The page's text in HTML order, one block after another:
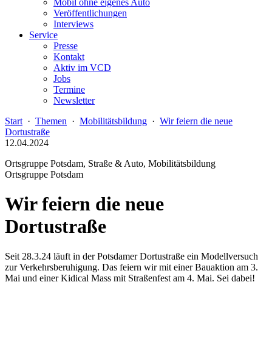
Mobil ohne eigenes Auto
Veröffentlichungen
Interviews
Service
Presse
Kontakt
Aktiv im VCD
Jobs
Termine
Newsletter
Start · Themen · Mobilitätsbildung · Wir feiern die neue
Dortustraße
12.04.2024
Ortsgruppe Potsdam, Straße & Auto, Mobilitätsbildung
Ortsgruppe Potsdam
Wir feiern die neue
Dortustraße
Seit 28.3.24 läuft in der Potsdamer Dortustraße ein Modellversuch
zur Verkehrsberuhigung. Das feiern wir mit einer Bauaktion am 3.
Mai und einer Kidical Mass mit Straßenfest am 4. Mai. Sei dabei!